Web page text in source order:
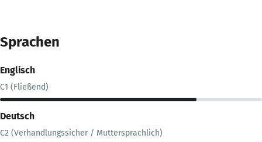
Sprachen
Englisch
C1 (Fließend)
Deutsch
C2 (Verhandlungssicher / Muttersprachlich)